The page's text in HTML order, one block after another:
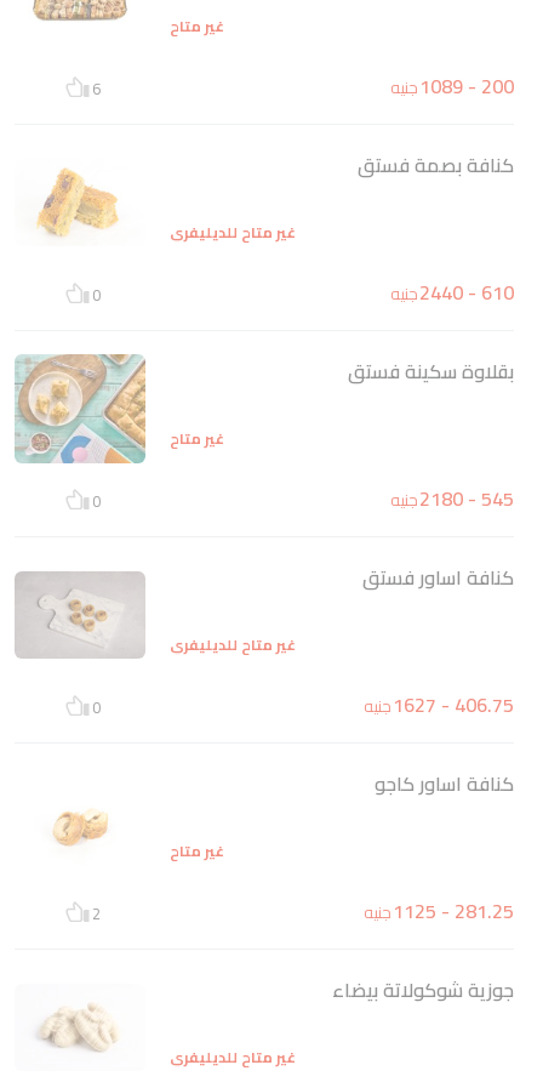
غير متاح
200 - 1089 جنيه 6
كنافة بصمة فستق
غير متاح للديليفري
610 - 2440 جنيه 0
بقلاوة سكينة فستق
غير متاح
545 - 2180 جنيه 0
كنافة اساور فستق
غير متاح للديليفري
406.75 - 1627 جنيه 0
كنافة اساور كاجو
غير متاح
281.25 - 1125 جنيه 2
جوزية شوكولاتة بيضاء
غير متاح للديليفري